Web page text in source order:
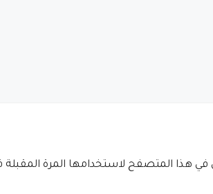
في هذا المتصفح لاستخدامها المرة